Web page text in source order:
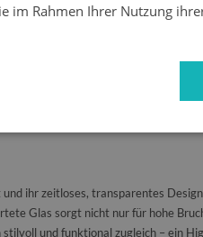
29.99
perfekt an
um Fett- oder Wasserspritzer
Küche optisch aufwertet und einen
ihr zeitloses, transparentes
Glas sorgt nicht nur für hohe
und funktional zugleich – ein
im Rahmen Ihrer Nutzung